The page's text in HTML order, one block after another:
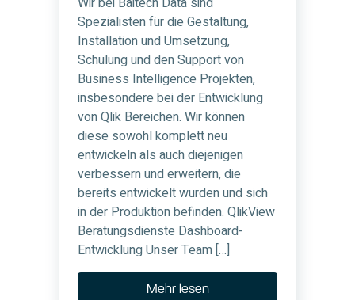
Spezialisten für die Gestaltung,
Installation und Umsetzung,
Schulung und den Support von
Business Intelligence Projekten,
insbesondere bei der Entwicklung
von Qlik Bereichen. Wir können
diese sowohl komplett neu
entwickeln als auch diejenigen
verbessern und erweitern, die
bereits entwickelt wurden und sich
in der Produktion befinden. QlikView
Beratungsdienste Dashboard-
Entwicklung Unser Team […]
Mehr lesen